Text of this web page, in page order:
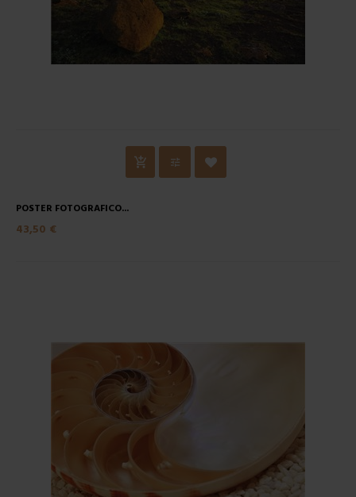
POSTER FOTOGRAFICO...
43,50 €